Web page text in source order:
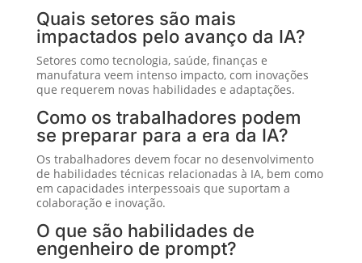
Quais setores são mais
impactados pelo avanço da IA?
Setores como tecnologia, saúde, finanças e
manufatura veem intenso impacto, com inovações
que requerem novas habilidades e adaptações.
Como os trabalhadores podem
se preparar para a era da IA?
Os trabalhadores devem focar no desenvolvimento
de habilidades técnicas relacionadas à IA, bem como
em capacidades interpessoais que suportam a
colaboração e inovação.
O que são habilidades de
engenheiro de prompt?